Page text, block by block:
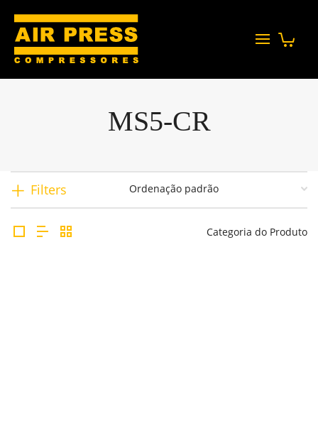
MS5-CR
Filters
Categoria do Produto